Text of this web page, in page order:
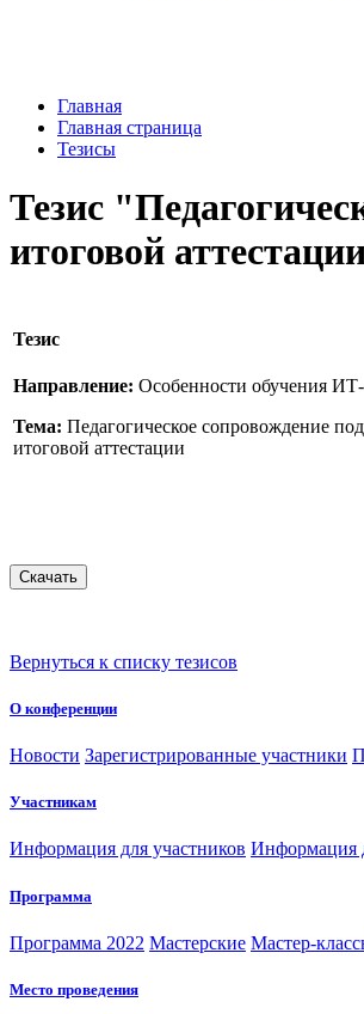
Главная
Главная страница
Тезисы
Тезис
итоговой
Тезис
Направление: Особенности обучения
Тема: Педагогическое сопровождение
итоговой аттестации
Вернуться к списку тезисов
О конференции
Новости Зарегистрированные участники
Участникам
Информация для участников Информация
Программа
Программа 2022 Мастерские Мастер-
Место проведения